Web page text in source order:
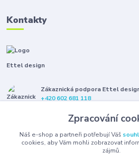
Kontakty
Ettel design
Zákaznická podpora Ettel
+420 602 681 118
Zpracování
Náš e-shop a partneři potřebují Váš
cookies, aby Vám mohli zobrazovat
zájmů.